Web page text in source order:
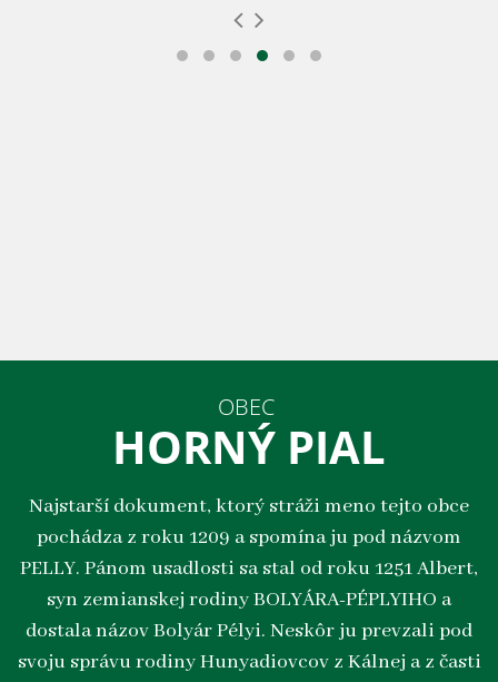
OBEC
HORNÝ PIAL
Najstarší dokument, ktorý stráži meno tejto obce
pochádza z roku 1209 a spomína ju pod názvom
PELLY. Pánom usadlosti sa stal od roku 1251 Albert,
syn zemianskej rodiny BOLYÁRA-PÉPLYIHO a
dostala názov Bolyár Pélyi. Neskôr ju prevzali pod
svoju správu rodiny Hunyadiovcov z Kálnej a z časti